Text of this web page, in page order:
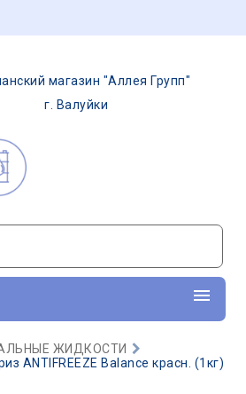
магазин "Аллея Групп"
г. Валуйки
ЖИДКОСТИ
ANTIFREEZE Balance красн. (1кг)